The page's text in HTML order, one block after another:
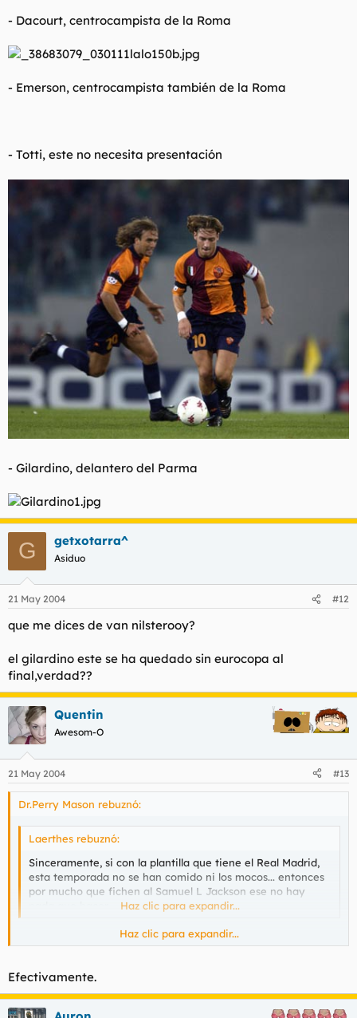
- Dacourt, centrocampista de la Roma
- Emerson, centrocampista también de la Roma
- Totti, este no necesita presentación
- Gilardino, delantero del Parma
G getxotarra^
Asiduo
21 May 2004 #12
que me dices de van nilsterooy?
el gilardino este se ha quedado sin eurocopa al
final,verdad??
Quentin
Awesom-O
21 May 2004 #13
Dr.Perry Mason rebuznó:
Laerthes rebuznó:
Sinceramente, si con la plantilla que tiene el Real Madrid,
esta temporada no se han comido ni los mocos... entonces
por mucho que fichen al Samuel L Jackson ese no hay
Haz clic para expandir...
El muro samuel es lo que le hacia falta al Madrid, es un tio con
Haz clic para expandir...
Efectivamente.